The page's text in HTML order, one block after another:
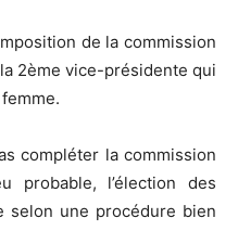
de la commission
2ème vice-présidente qui
compléter la commission
probable, l’élection des
selon une procédure bien